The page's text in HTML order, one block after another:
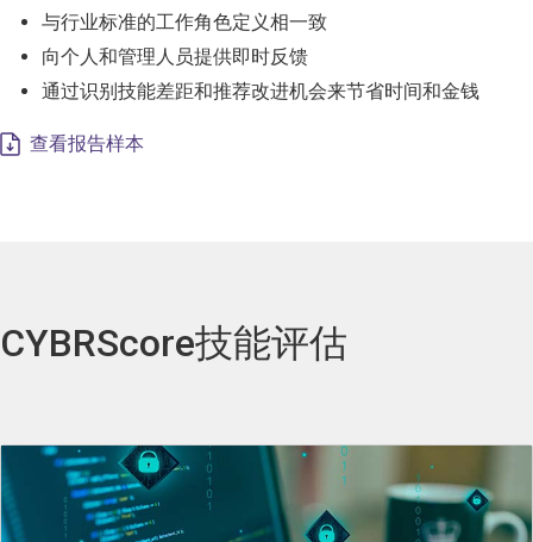
与行业标准的工作角色定义相一致
向个人和管理人员提供即时反馈
通过识别技能差距和推荐改进机会来节省时间和金钱
查看报告样本
CYBRScore技能评估